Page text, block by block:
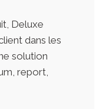
Deluxe
dans les
solution
report,